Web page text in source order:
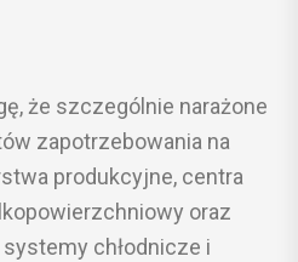
że szczególnie narażone
zapotrzebowania na
produkcyjne, centra
oraz
chłodnicze i